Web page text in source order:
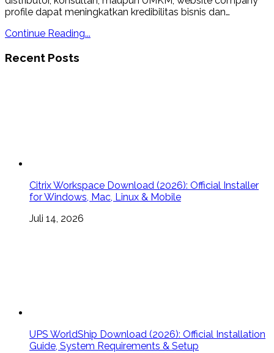
profile dapat meningkatkan kredibilitas bisnis dan…
Continue Reading...
Recent Posts
Citrix Workspace Download (2026): Official Installer
for Windows, Mac, Linux & Mobile
Juli 14, 2026
UPS WorldShip Download (2026): Official Installation
Guide, System Requirements & Setup